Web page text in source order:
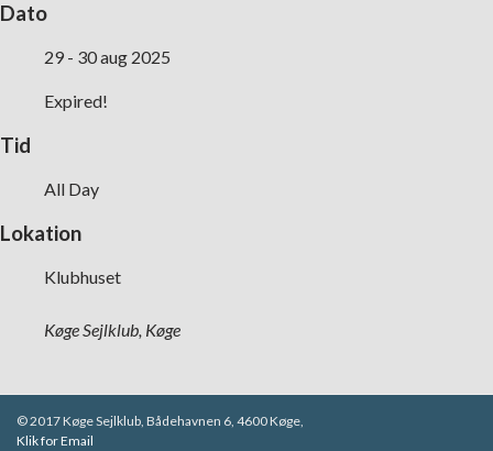
Dato
29 - 30 aug 2025
Expired!
Tid
All Day
Lokation
Klubhuset
Køge Sejlklub, Køge
© 2017 Køge Sejlklub, Bådehavnen 6, 4600 Køge,
Klik for Email